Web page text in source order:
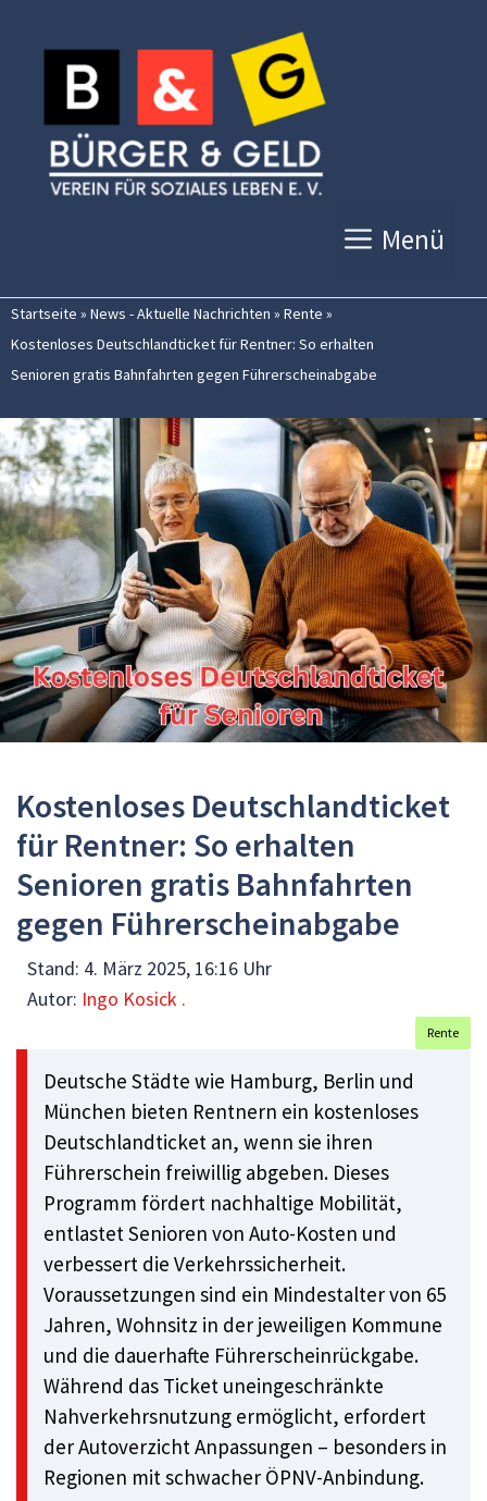
Inhalt
springen
Menü
Startseite » News - Aktuelle Nachrichten » Rente »
Kostenloses Deutschlandticket für Rentner: So erhalten
Senioren gratis Bahnfahrten gegen Führerscheinabgabe
Kostenloses Deutschlandticket
für Rentner: So erhalten
Senioren gratis Bahnfahrten
gegen Führerscheinabgabe
Stand: 4. März 2025, 16:16 Uhr
Autor: Ingo Kosick .
Rente
Deutsche Städte wie Hamburg, Berlin und
München bieten Rentnern ein kostenloses
Deutschlandticket an, wenn sie ihren
Führerschein freiwillig abgeben. Dieses
Programm fördert nachhaltige Mobilität,
entlastet Senioren von Auto-Kosten und
verbessert die Verkehrssicherheit.
Voraussetzungen sind ein Mindestalter von 65
Jahren, Wohnsitz in der jeweiligen Kommune
und die dauerhafte Führerscheinrückgabe.
Während das Ticket uneingeschränkte
Nahverkehrsnutzung ermöglicht, erfordert
der Autoverzicht Anpassungen – besonders in
Regionen mit schwacher ÖPNV-Anbindung.